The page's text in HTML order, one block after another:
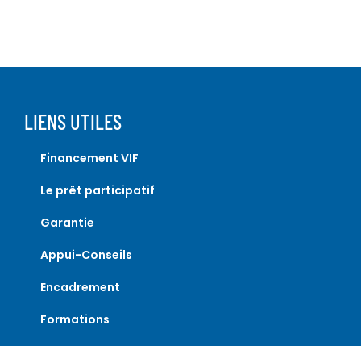
LIENS UTILES
Financement VIF
Le prêt participatif
Garantie
Appui-Conseils
Encadrement
Formations